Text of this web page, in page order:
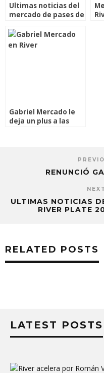
Ultimas noticias del
mercado de pases de
Gallardo
Gabriel Mercado le
deja un plus a las
RENUNCIÓ
ULTIMAS NOTICIAS
RIVER PLATE
RELATED POSTS
LATEST POSTS